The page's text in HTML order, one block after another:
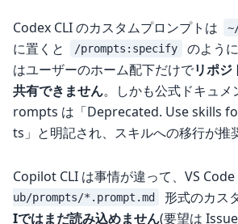
Codex CLI のカスタムプロンプトは
に置くと /prompts:specify
のよう
はユーザーのホーム配下だけでリポジ
共有できません。しかも公式ドキュ
rompts は「Deprecated. Use skills
ts」と明記され、スキルへの移行が推
Copilot CLI は事情が違って、VS Code
ub/prompts/*.prompt.md
形式のカス
Iではまだ読み込めません(要望は